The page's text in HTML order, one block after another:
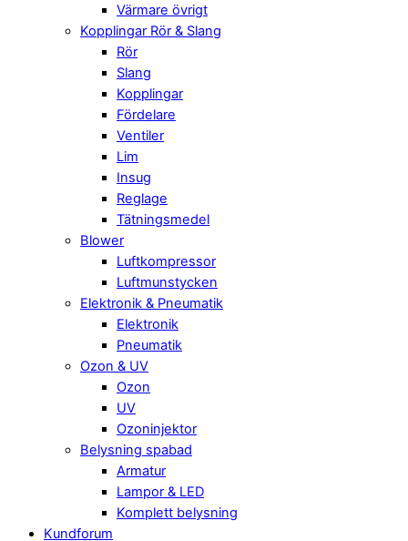
Värmare övrigt
Kopplingar Rör & Slang
Rör
Slang
Kopplingar
Fördelare
Ventiler
Lim
Insug
Reglage
Tätningsmedel
Blower
Luftkompressor
Luftmunstycken
Elektronik & Pneumatik
Elektronik
Pneumatik
Ozon & UV
Ozon
UV
Ozoninjektor
Belysning spabad
Armatur
Lampor & LED
Komplett belysning
Kundforum